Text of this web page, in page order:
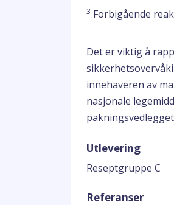
3 Forbigående
Det er viktig å
innehaveren av
nasjonale
Utlevering
Reseptgruppe C
Referanser